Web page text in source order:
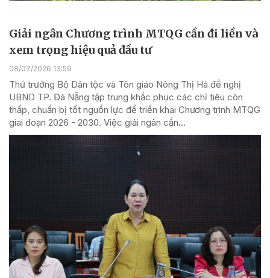
Giải ngân Chương trình MTQG cần đi liền và
xem trọng hiệu quả đầu tư
08/07/2026 13:59
Thứ trưởng Bộ Dân tộc và Tôn giáo Nông Thị Hà đề nghị
UBND TP. Đà Nẵng tập trung khắc phục các chỉ tiêu còn
thấp, chuẩn bị tốt nguồn lực để triển khai Chương trình MTQG
giai đoạn 2026 - 2030. Việc giải ngân cần...